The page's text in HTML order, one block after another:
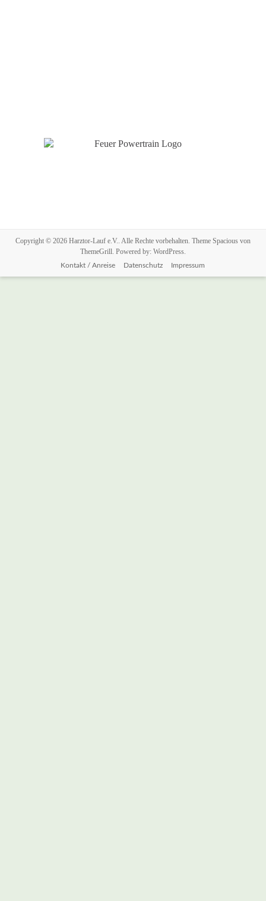
Copyright © 2026 Harztor-Lauf e.V.. Alle Rechte vorbehalten. Theme Spaciousvon
ThemeGrill. Powered by: WordPress.
Kontakt / Anreise Datenschutz Impressum